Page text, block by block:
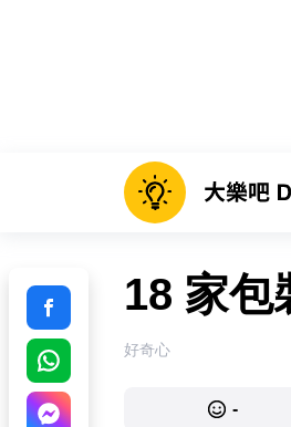
18 家包
好奇心
-